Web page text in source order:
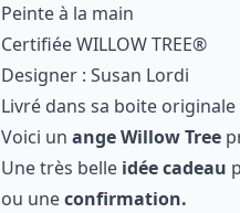
Peinte à la main
Certifiée WILLOW TREE®
Designer : Susan Lordi
Livré dans sa boite
Voici un ange Willow Tree
Une très belle idée cadeau
ou uneconfirmation.